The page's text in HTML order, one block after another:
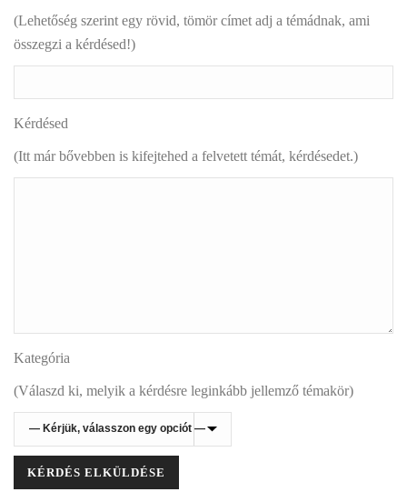
(Lehetőség szerint egy rövid, tömör címet adj a témádnak, ami
összegzi a kérdésed!)
Kérdésed
(Itt már bővebben is kifejtehed a felvetett témát, kérdésedet.)
Kategória
(Válaszd ki, melyik a kérdésre leginkább jellemző témakör)